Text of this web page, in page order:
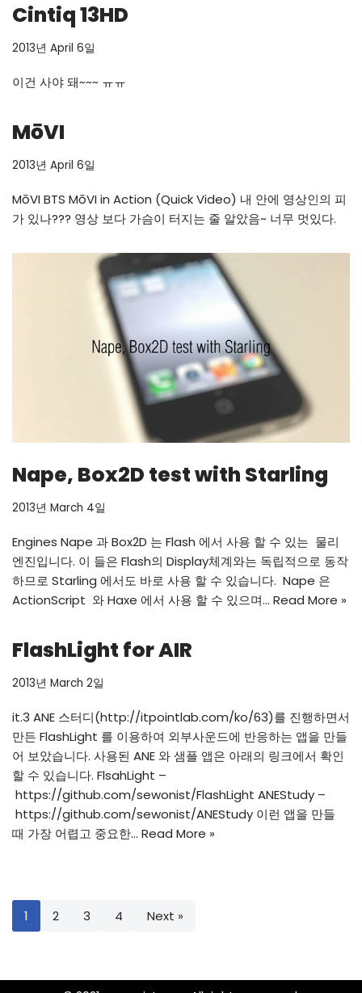
Cintiq 13HD
2013년 April 6일
이건 사야 돼~~~ ㅠㅠ
MōVI
2013년 April 6일
MōVI BTS MōVI in Action (Quick Video) 내 안에 영상인의 피
가 있나??? 영상 보다 가슴이 터지는 줄 알았음~ 너무 멋있다.
Nape, Box2D test with Starling
2013년 March 4일
Engines Nape 과 Box2D 는 Flash 에서 사용 할 수 있는 물리
엔진입니다. 이 들은 Flash의 Display체계와는 독립적으로 동작
하므로 Starling 에서도 바로 사용 할 수 있습니다. Nape 은
ActionScript 와 Haxe 에서 사용 할 수 있으며… Read More »
FlashLight for AIR
2013년 March 2일
it.3 ANE 스터디(http://itpointlab.com/ko/63)를 진행하면서
만든 FlashLight 를 이용하여 외부사운드에 반응하는 앱을 만들
어 보았습니다. 사용된 ANE 와 샘플 앱은 아래의 링크에서 확인
할 수 있습니다. FlsahLight –
https://github.com/sewonist/FlashLight ANEStudy –
https://github.com/sewonist/ANEStudy 이런 앱을 만들
때 가장 어렵고 중요한… Read More »
1 2 3 4 Next »